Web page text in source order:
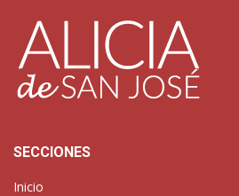
SECCIONES
Inicio